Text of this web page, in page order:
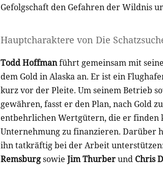
Gefolgschaft den Gefahren der Wildnis
Hauptcharaktere von Die
Todd Hoffmanführt gemeinsam mit
dem Gold in Alaska an. Er ist ein
kurz vor der Pleite. Um seinem Betrieb
gewähren, fasst er den Plan, nach Gold
entbehrlichen Wertgütern, die er finden
Unternehmung zu finanzieren. Darüber
ihn tatkräftig bei der Arbeit
Remsburgsowie Jim Thurberund Chris